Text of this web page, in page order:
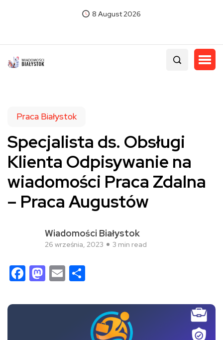
8 August 2026
Praca Białystok
Specjalista ds. Obsługi
Klienta Odpisywanie na
wiadomości Praca Zdalna
– Praca Augustów
Wiadomości Białystok
26 września, 2023 3 min read
Facebook
Mastodon
Email